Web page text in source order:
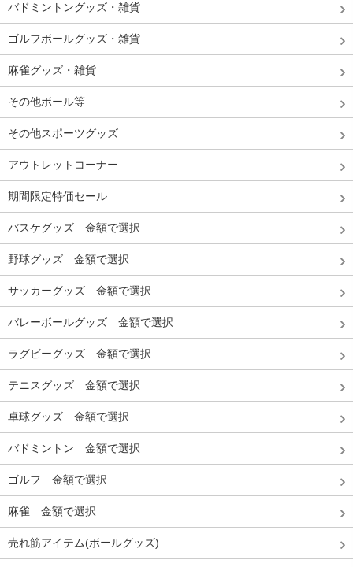
バドミントングッズ・雑貨
ゴルフボールグッズ・雑貨
麻雀グッズ・雑貨
その他ボール等
その他スポーツグッズ
アウトレットコーナー
期間限定特価セール
バスケグッズ 金額で選択
野球グッズ 金額で選択
サッカーグッズ 金額で選択
バレーボールグッズ 金額で選択
ラグビーグッズ 金額で選択
テニスグッズ 金額で選択
卓球グッズ 金額で選択
バドミントン 金額で選択
ゴルフ 金額で選択
麻雀 金額で選択
売れ筋アイテム(ボールグッズ)